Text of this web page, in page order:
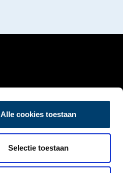
Alle cookies toestaan
Selectie toestaan